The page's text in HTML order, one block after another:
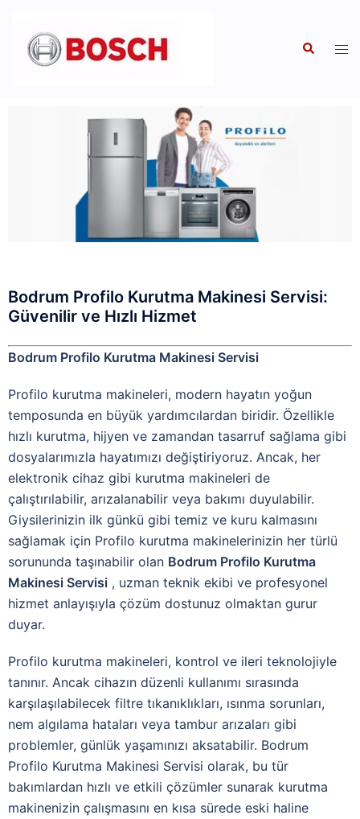
Bodrum Profilo Kurutma Makinesi Servisi:
Güvenilir ve Hızlı Hizmet
Bodrum Profilo Kurutma Makinesi Servisi
Profilo kurutma makineleri, modern hayatın yoğun
temposunda en büyük yardımcılardan biridir. Özellikle
hızlı kurutma, hijyen ve zamandan tasarruf sağlama gibi
dosyalarımızla hayatımızı değiştiriyoruz. Ancak, her
elektronik cihaz gibi kurutma makineleri de
çalıştırılabilir, arızalanabilir veya bakımı duyulabilir.
Giysilerinizin ilk günkü gibi temiz ve kuru kalmasını
sağlamak için Profilo kurutma makinelerinizin her türlü
sorununda taşınabilir olan Bodrum Profilo Kurutma
Makinesi Servisi , uzman teknik ekibi ve profesyonel
hizmet anlayışıyla çözüm dostunuz olmaktan gurur
duyar.
Profilo kurutma makineleri, kontrol ve ileri teknolojiyle
tanınır. Ancak cihazın düzenli kullanımı sırasında
karşılaşılabilecek filtre tıkanıklıkları, ısınma sorunları,
nem algılama hataları veya tambur arızaları gibi
problemler, günlük yaşamınızı aksatabilir. Bodrum
Profilo Kurutma Makinesi Servisi olarak, bu tür
bakımlardan hızlı ve etkili çözümler sunarak kurutma
makinenizin çalışmasını en kısa sürede eski haline